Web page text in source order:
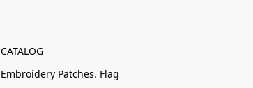
CATALOG
Embroidery Patches. Flag